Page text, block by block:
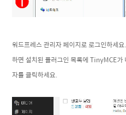
워드프레스 관리자 페이지로 로그인하세
하면 설치된 플러그인 목록에 TinyMCE
자를 클릭하세요.